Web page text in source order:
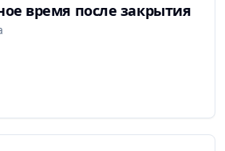
мероприятий.
время после закрытия